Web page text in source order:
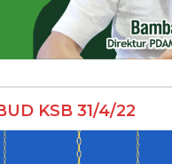
KSB 31/4/22